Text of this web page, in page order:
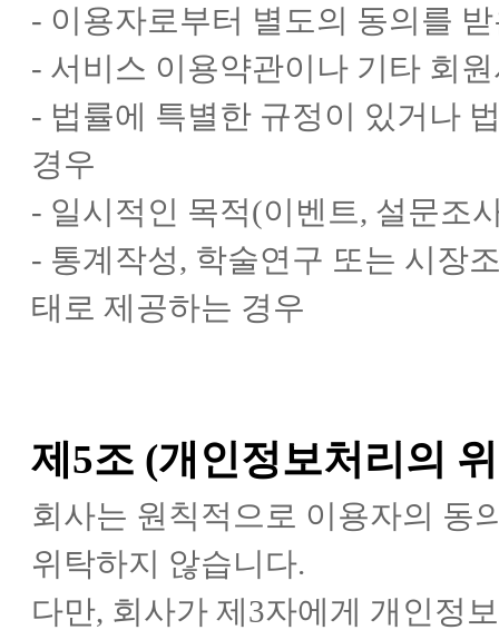
- 이용자로부터 별도의 동의를
- 서비스 이용약관이나 기타 회
- 법률에 특별한 규정이 있거나
경우
- 일시적인 목적(이벤트, 설문조
- 통계작성, 학술연구 또는 시장
태로 제공하는 경우
제5조 (개인정보처리의
회사는 원칙적으로 이용자의 동
위탁하지 않습니다.
다만, 회사가 제3자에게 개인정